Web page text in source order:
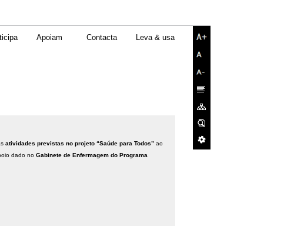
Apoiam Contacta Leva & usa
atividades previstas no projeto “Saúde para Todos” ao
dado no Gabinete de Enfermagem do Programa